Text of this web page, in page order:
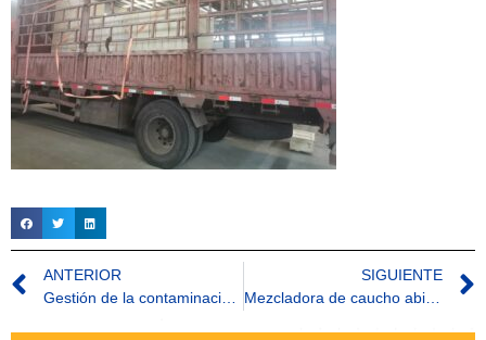
ANTERIOR
SIGUIENTE
Mezcladora de caucho abierta de dos rodillos con CE